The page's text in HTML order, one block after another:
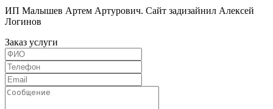
ИП Малышев Артем Артурович. Сайт задизайнил Алексей
Логинов
Заказ услуги